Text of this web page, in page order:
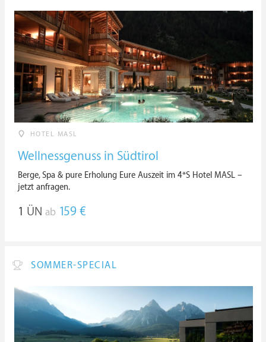
HOTEL MASL
Wellnessgenuss in Südtirol
Berge, Spa & pure Erholung Eure Auszeit im 4*S Hotel MASL –
jetzt anfragen.
1 ÜN ab 159 €
SOMMER-SPECIAL